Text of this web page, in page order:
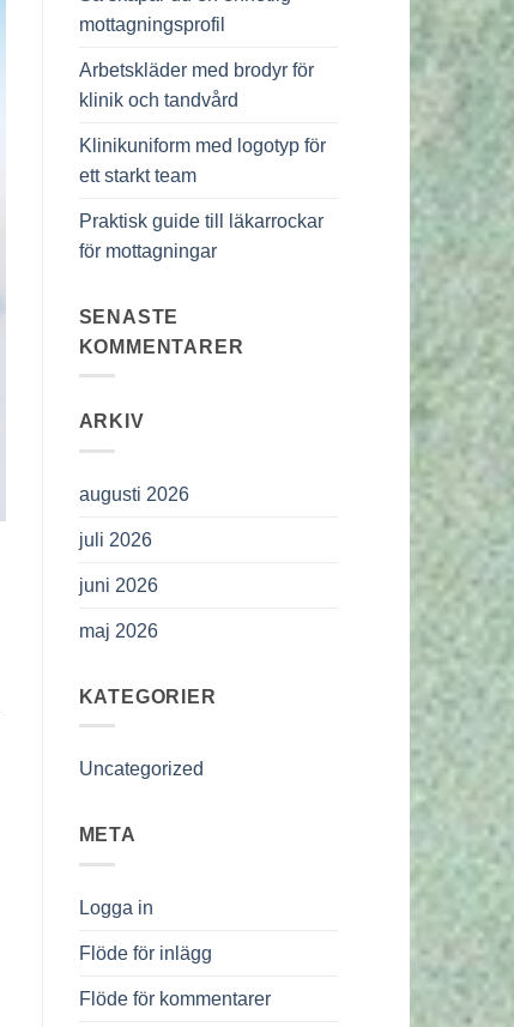
mottagningsprofil
Arbetskläder med brodyr för
klinik och tandvård
Klinikuniform med logotyp för
ett starkt team
Praktisk guide till läkarrockar
för mottagningar
SENASTE
KOMMENTARER
ARKIV
augusti 2026
juli 2026
juni 2026
maj 2026
KATEGORIER
Uncategorized
META
Logga in
Flöde för inlägg
Flöde för kommentarer